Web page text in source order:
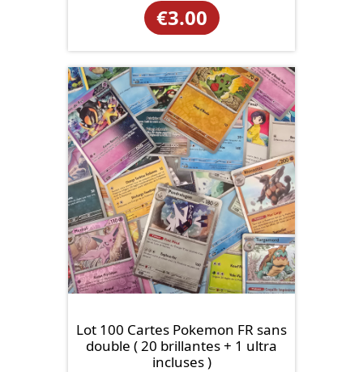
€3.00
Lot 100 Cartes Pokemon FR sans
double ( 20 brillantes + 1 ultra
incluses )